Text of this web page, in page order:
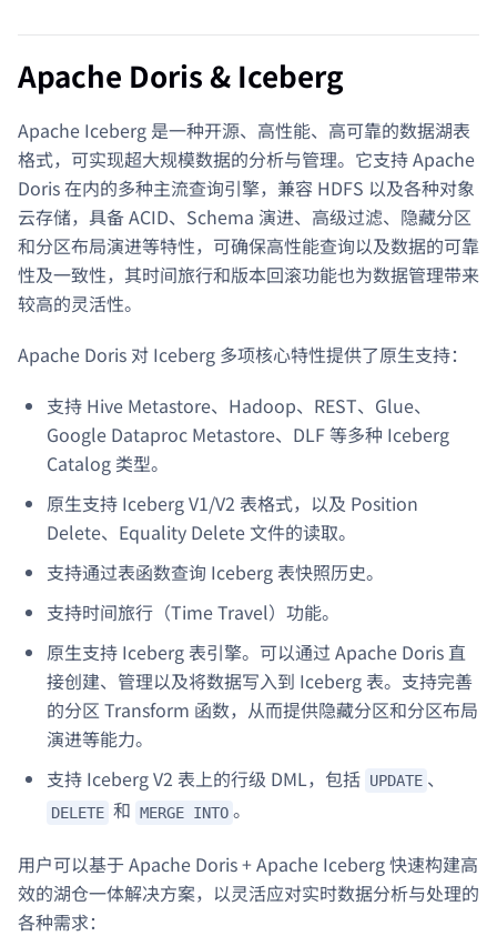
Apache Doris & Iceberg
Apache Iceberg 是一种开源、高性能、高可靠的数据湖表
格式，可实现超大规模数据的分析与管理。它支持 Apache
Doris 在内的多种主流查询引擎，兼容 HDFS 以及各种对象
云存储，具备 ACID、Schema 演进、高级过滤、隐藏分区
和分区布局演进等特性，可确保高性能查询以及数据的可靠
性及一致性，其时间旅行和版本回滚功能也为数据管理带来
较高的灵活性。
Apache Doris 对 Iceberg 多项核心特性提供了原生支持：
支持 Hive Metastore、Hadoop、REST、Glue、
Google Dataproc Metastore、DLF 等多种 Iceberg
Catalog 类型。
原生支持 Iceberg V1/V2 表格式，以及 Position
Delete、Equality Delete 文件的读取。
支持通过表函数查询 Iceberg 表快照历史。
支持时间旅行（Time Travel）功能。
原生支持 Iceberg 表引擎。可以通过 Apache Doris 直
接创建、管理以及将数据写入到 Iceberg 表。支持完善
的分区 Transform 函数，从而提供隐藏分区和分区布局
演进等能力。
支持 Iceberg V2 表上的行级 DML，包括 UPDATE 、
DELETE 和 MERGE INTO 。
用户可以基于 Apache Doris + Apache Iceberg 快速构建高
效的湖仓一体解决方案，以灵活应对实时数据分析与处理的
各种需求：